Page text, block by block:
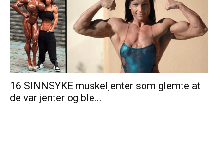
16 SINNSYKE muskeljenter som glemte at
de var jenter og ble...